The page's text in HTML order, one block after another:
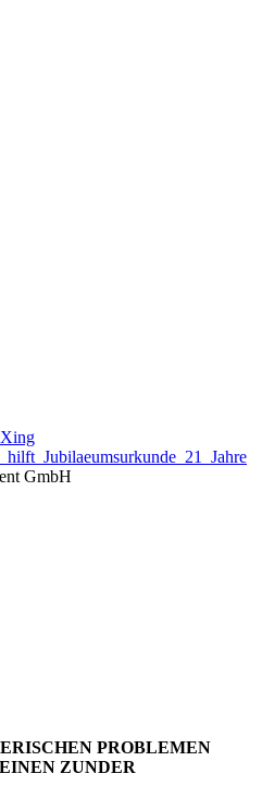
Xing
GmbH
PROBLEMEN
ZUNDER